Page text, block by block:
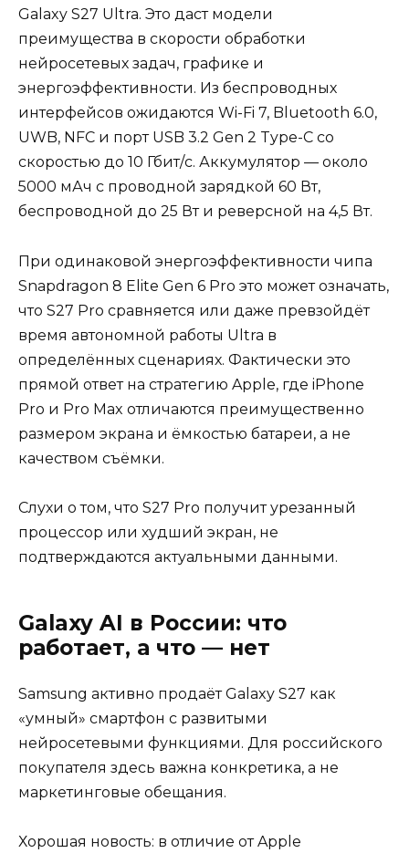
Galaxy S27 Ultra. Это даст модели
преимущества в скорости обработки
нейросетевых задач, графике и
энергоэффективности. Из беспроводных
интерфейсов ожидаются Wi-Fi 7, Bluetooth 6.0,
UWB, NFC и порт USB 3.2 Gen 2 Type-C со
скоростью до 10 Гбит/с. Аккумулятор — около
5000 мАч с проводной зарядкой 60 Вт,
беспроводной до 25 Вт и реверсной на 4,5 Вт.
При одинаковой энергоэффективности чипа
Snapdragon 8 Elite Gen 6 Pro это может означать,
что S27 Pro сравняется или даже превзойдёт
время автономной работы Ultra в
определённых сценариях. Фактически это
прямой ответ на стратегию Apple, где iPhone
Pro и Pro Max отличаются преимущественно
размером экрана и ёмкостью батареи, а не
качеством съёмки.
Слухи о том, что S27 Pro получит урезанный
процессор или худший экран, не
подтверждаются актуальными данными.
Galaxy AI в России: что
работает, а что — нет
Samsung активно продаёт Galaxy S27 как
«умный» смартфон с развитыми
нейросетевыми функциями. Для российского
покупателя здесь важна конкретика, а не
маркетинговые обещания.
Хорошая новость: в отличие от Apple